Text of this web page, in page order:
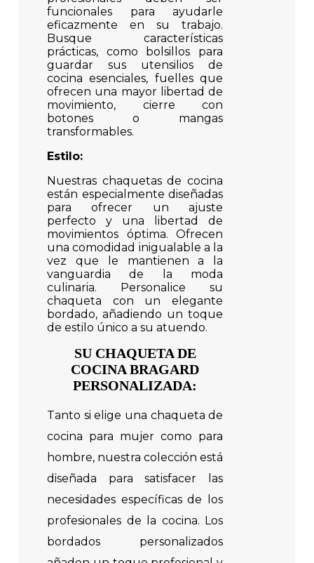
funcionales para ayudarle
eficazmente en su trabajo.
Busque características
prácticas, como bolsillos para
guardar sus utensilios de
cocina esenciales, fuelles que
ofrecen una mayor libertad de
movimiento, cierre con
botones o mangas
transformables.
Estilo:
Nuestras chaquetas de cocina
están especialmente diseñadas
para ofrecer un ajuste
perfecto y una libertad de
movimientos óptima. Ofrecen
una comodidad inigualable a la
vez que le mantienen a la
vanguardia de la moda
culinaria. Personalice su
chaqueta con un elegante
bordado, añadiendo un toque
de estilo único a su atuendo.
SU CHAQUETA DE
COCINA BRAGARD
PERSONALIZADA:
Tanto si elige una chaqueta de
cocina para mujer como para
hombre, nuestra colección está
diseñada para satisfacer las
necesidades específicas de los
profesionales de la cocina. Los
bordados personalizados